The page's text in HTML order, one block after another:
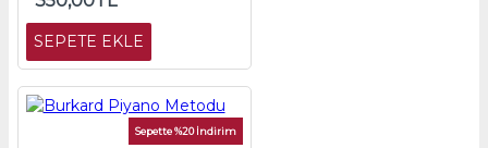
SEPETE EKLE
Sepette %20 İndirim